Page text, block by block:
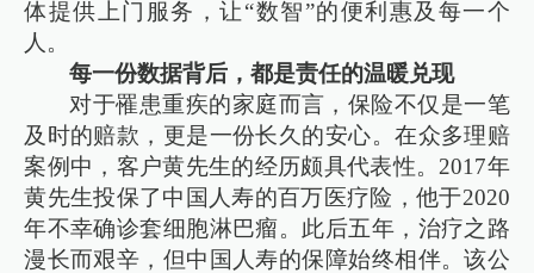
体提供上门服务，让“数智”的便利惠及每一个
人。
每一份数据背后，都是责任的温暖兑现
对于罹患重疾的家庭而言，保险不仅是一笔
及时的赔款，更是一份长久的安心。在众多理赔
案例中，客户黄先生的经历颇具代表性。2017年
黄先生投保了中国人寿的百万医疗险，他于2020
年不幸确诊套细胞淋巴瘤。此后五年，治疗之路
漫长而艰辛，但中国人寿的保障始终相伴。该公